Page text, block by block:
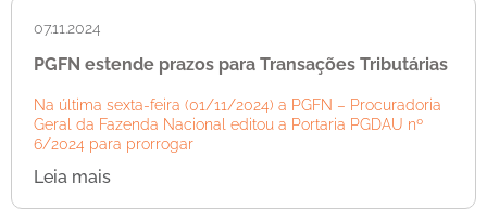
07.11.2024
PGFN estende prazos para Transações Tributárias
Na última sexta-feira (01/11/2024) a PGFN – Procuradoria
Geral da Fazenda Nacional editou a Portaria PGDAU nº
6/2024 para prorrogar
Leia mais